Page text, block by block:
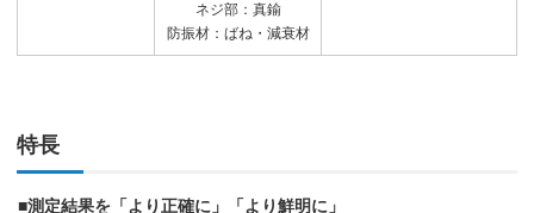
ネジ部：真鍮
防振材：ばね・減衰材
特長
■測定結果を「より正確に」「より鮮明に」